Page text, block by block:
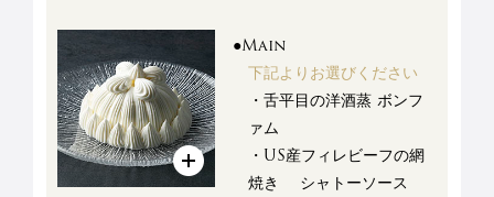
●Main
下記よりお選びください
・舌平目の洋酒蒸 ボンフ
ァム
・US産フィレビーフの網
焼き
シャトーソース